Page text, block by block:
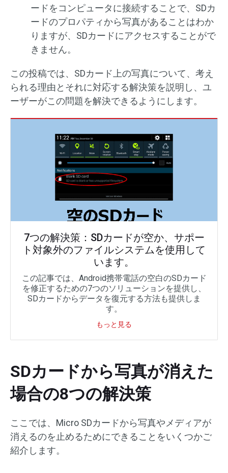
ードをコンピュータに接続することで、SDカ
ードのプロパティから写真があることはわか
りますが、SDカードにアクセスすることがで
きません。
この投稿では、SDカード上の写真について、考え
られる理由とそれに対応する解決策を説明し、ユ
ーザーがこの問題を解決できるようにします。
7つの解決策：SDカードが空か、サポー
ト対象外のファイルシステムを使用して
います。
この記事では、Android携帯電話の空白のSDカード
を修正するための7つのソリューションを提供し、
SDカードからデータを復元する方法も提供しま
す。
もっと見る
SDカードから写真が消えた
場合の8つの解決策
ここでは、Micro SDカードから写真やメディアが
消えるのを止めるためにできることをいくつかご
紹介します。